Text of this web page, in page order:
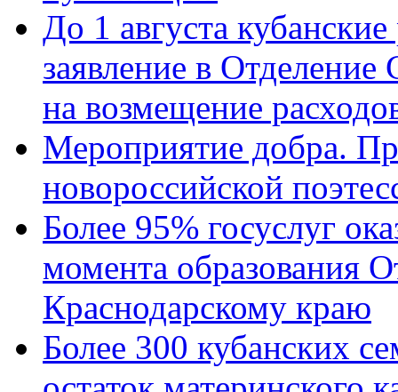
До 1 августа
заявление в
на возмещение
Мероприятие добра.
новороссийской
Более 95% госуслуг
момента образования
Краснодарскому краю
Более 300 кубанских